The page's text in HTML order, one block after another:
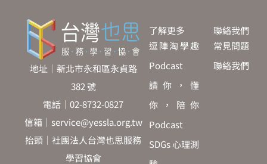
了解更多
逗陣淘學趣
Podcast
讀你，懂
你，陪你
Podcast
SDGs 心理測
地址｜新北市永和區永貞路
382 號
電話｜02-8732-0827
信箱｜service@yessla.org.tw
抬頭｜社團法人台灣也思服務
學習協會
聯絡我們
常見問題
聯絡我們